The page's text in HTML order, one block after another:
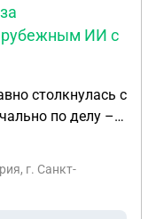
ИИ с
столкнулась с
по делу –
10-
исков (тоже
г. Санкт-